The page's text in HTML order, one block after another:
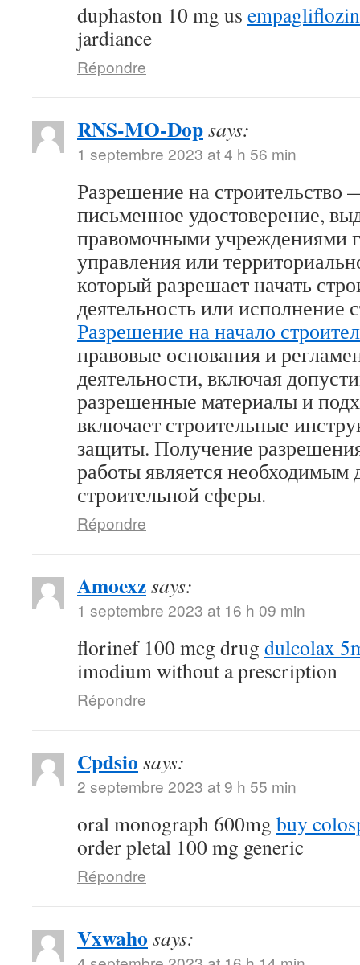
duphaston 10 mg us
jardiance
Répondre
RNS-MO-Dopsays:
1 septembre 2023 at 4 h 56 min
Разрешение на
письменное удостоверение,
правомочными учреждениями
управления или
который разрешает начать
деятельность или исполнение
Разрешение на начало
правовые основания и
деятельности, включая
разрешенные материалы и
включает строительные
защиты. Получение
работы является необходимым
строительной сферы.
Répondre
Amoexzsays:
1 septembre 2023 at 16 h 09 min
florinef 100 mcg drug dulcolax
imodium without a prescription
Répondre
Cpdsio says:
2 septembre 2023 at 9 h 55 min
oral monograph 600mg buy
order pletal 100 mg generic
Répondre
Vxwaho says: